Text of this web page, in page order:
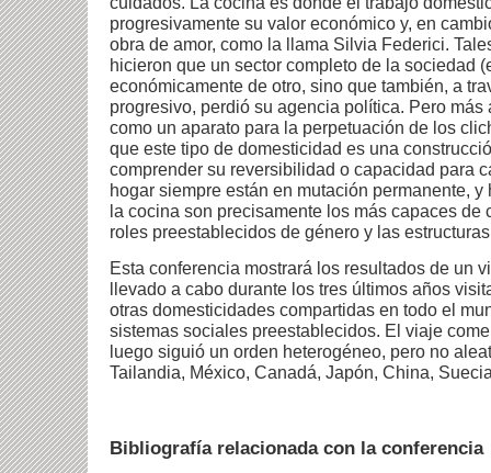
progresivamente su valor económico y, en
obra de amor, como la llama Silvia Federici.
hicieron que un sector completo de la sociedad
económicamente de otro, sino que también, a
progresivo, perdió su agencia política. Pero
como un aparato para la perpetuación de los
que este tipo de domesticidad es una
comprender su reversibilidad o capacidad para
hogar siempre están en mutación permanente,
la cocina son precisamente los más capaces de
roles preestablecidos de género y las
Esta conferencia mostrará los resultados de un
llevado a cabo durante los tres últimos años
otras domesticidades compartidas en todo el
sistemas sociales preestablecidos. El viaje
luego siguió un orden heterogéneo, pero no
Tailandia, México, Canadá, Japón, China,
Bibliografía relacionada con la conferencia